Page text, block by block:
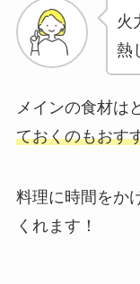
火
熱
メインの食材は
ておくのもおす
料理に時間をか
くれます！